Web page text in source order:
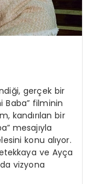
gerçek bir
Baba” filminin
kandırılan bir
mesajıyla
konu alıyor.
ve Ayça
vizyona